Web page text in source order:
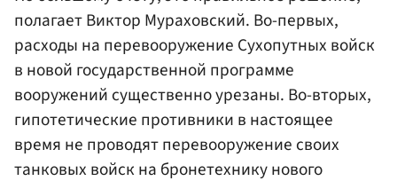
полагает Виктор Мураховский. Во-первых,
расходы на перевооружение Сухопутных войск
в новой государственной программе
вооружений существенно урезаны. Во-вторых,
гипотетические противники в настоящее
время не проводят перевооружение своих
танковых войск на бронетехнику нового